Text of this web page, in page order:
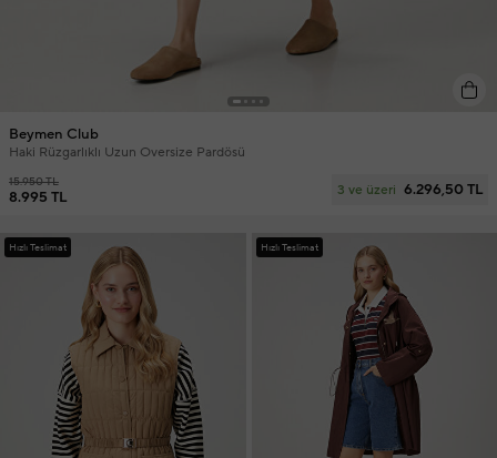
Beymen Club
Haki Rüzgarlıklı Uzun Oversize Pardösü
15.950 TL
8.995 TL 3 ve üzeri 6.296,50 TL
Hızlı Teslimat Hızlı Teslimat